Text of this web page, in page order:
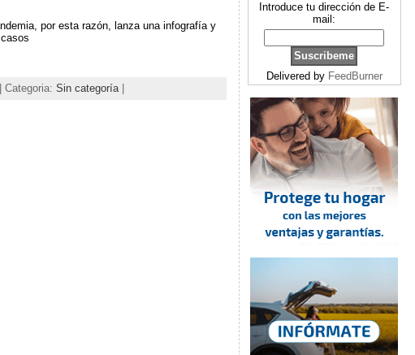
por esta razón, lanza una infografía y
Sin categoría|
Introduce tu dirección de E-
mail:
Delivered by FeedBurner